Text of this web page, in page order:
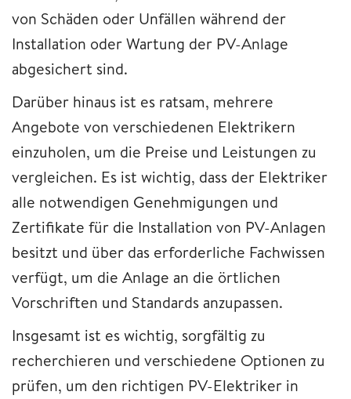
von Schäden oder Unfällen während der
Installation oder Wartung der PV-Anlage
abgesichert sind.
Darüber hinaus ist es ratsam, mehrere
Angebote von verschiedenen Elektrikern
einzuholen, um die Preise und Leistungen zu
vergleichen. Es ist wichtig, dass der Elektriker
alle notwendigen Genehmigungen und
Zertifikate für die Installation von PV-Anlagen
besitzt und über das erforderliche Fachwissen
verfügt, um die Anlage an die örtlichen
Vorschriften und Standards anzupassen.
Insgesamt ist es wichtig, sorgfältig zu
recherchieren und verschiedene Optionen zu
prüfen, um den richtigen PV-Elektriker in